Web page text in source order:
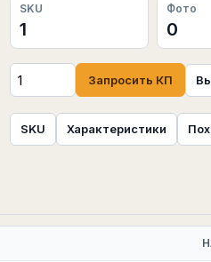
SKU
1
Фото
0
Запросить КП
SKU Характеристики